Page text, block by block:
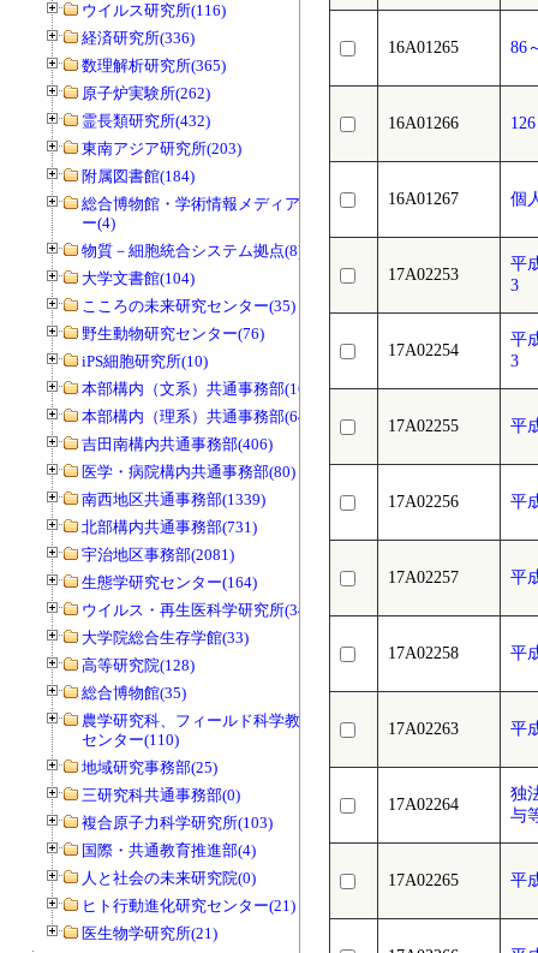
ウイルス研究所(116)
経済研究所(336)
数理解析研究所(365)
原子炉実験所(262)
霊長類研究所(432)
東南アジア研究所(203)
附属図書館(184)
総合博物館・学術情報メディアセンタ
ー(4)
物質－細胞統合システム拠点(8)
大学文書館(104)
こころの未来研究センター(35)
野生動物研究センター(76)
iPS細胞研究所(10)
本部構内（文系）共通事務部(165)
本部構内（理系）共通事務部(646)
吉田南構内共通事務部(406)
医学・病院構内共通事務部(80)
南西地区共通事務部(1339)
北部構内共通事務部(731)
宇治地区事務部(2081)
生態学研究センター(164)
ウイルス・再生医科学研究所(34)
大学院総合生存学館(33)
高等研究院(128)
総合博物館(35)
農学研究科、フィールド科学教育研究
センター(110)
地域研究事務部(25)
三研究科共通事務部(0)
複合原子力科学研究所(103)
国際・共通教育推進部(4)
人と社会の未来研究院(0)
ヒト行動進化研究センター(21)
医生物学研究所(21)
16A01265 86
16A01266
16A01267 個
17A02253
平
3
17A02254
平
3
17A02255 平
17A02256 平
17A02257 平
17A02258 平
17A02263 平
17A02264
独
与
17A02265 平